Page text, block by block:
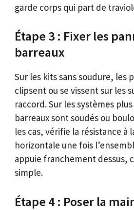
garde corps qui part de
Étape 3 : Fixer les
barreaux
Sur les kits sans soudure, les
clipsent ou se vissent sur les
raccord. Sur les systèmes
barreaux sont soudés ou
les cas, vérifie la résistance à
horizontale une fois
appuie franchement dessus,
simple.
Étape 4 : Poser la